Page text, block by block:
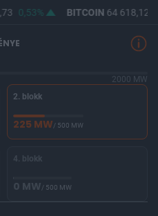
0,53% BITCOIN64 618,12
2000 MW
2. blokk
225 MW/ 500 MW
4. blokk
0 MW/ 500 MW